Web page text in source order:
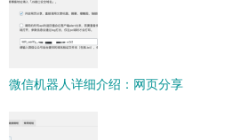
微信机器人详细介绍：网页分享